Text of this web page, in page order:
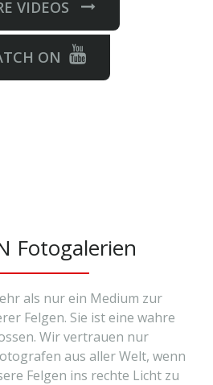
VIDEOS
ON
Fotogalerien
als nur ein Medium zur
Felgen. Sie ist eine wahre
Wir vertrauen nur
aus aller Welt, wenn
Felgen ins rechte Licht zu